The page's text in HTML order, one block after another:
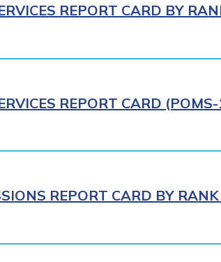
REPORT CARD BY
REPORT CARD
REPORT CARD BY